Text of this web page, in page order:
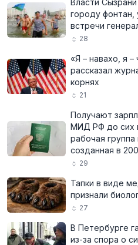
Власти
городу фонтан,
встречи
28
«Я – навахо, я –
рассказал
корнях
21
Получают
МИД РФ до сих
рабочая
созданная в
29
Тапки в виде
признали
27
В Петербурге
из-за спора о